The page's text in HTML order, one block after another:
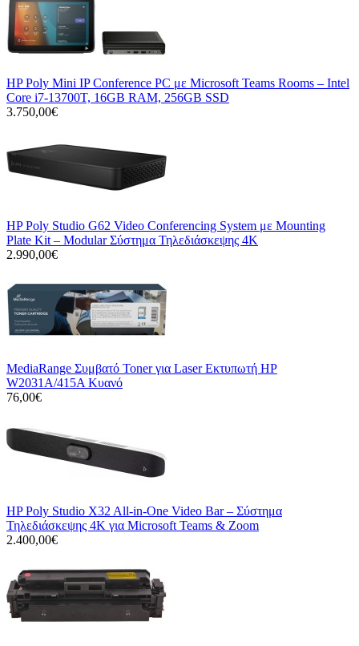
HP Poly Mini IP Conference PC με Microsoft Teams Rooms – Intel
Core i7-13700T, 16GB RAM, 256GB SSD
3.750,00€
HP Poly Studio G62 Video Conferencing System με Mounting
Plate Kit – Modular Σύστημα Τηλεδιάσκεψης 4K
2.990,00€
MediaRange Συμβατό Toner για Laser Εκτυπωτή HP
W2031A/415A Κυανό
76,00€
HP Poly Studio X32 All-in-One Video Bar – Σύστημα
Τηλεδιάσκεψης 4K για Microsoft Teams & Zoom
2.400,00€